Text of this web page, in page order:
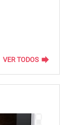
VER TODOS forward